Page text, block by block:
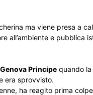
ma viene presa a
all’ambiente e pubblica
Genova Principe quando
era sprovvisto.
ha reagito prima